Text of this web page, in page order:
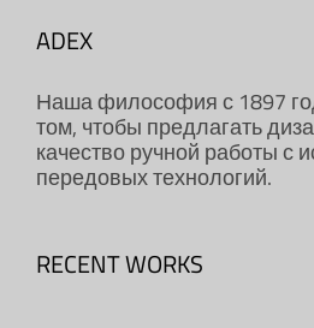
ADEX
Наша философия с 1897
том, чтобы предлагать
качество ручной работы с
передовых технологий.
RECENT WORKS